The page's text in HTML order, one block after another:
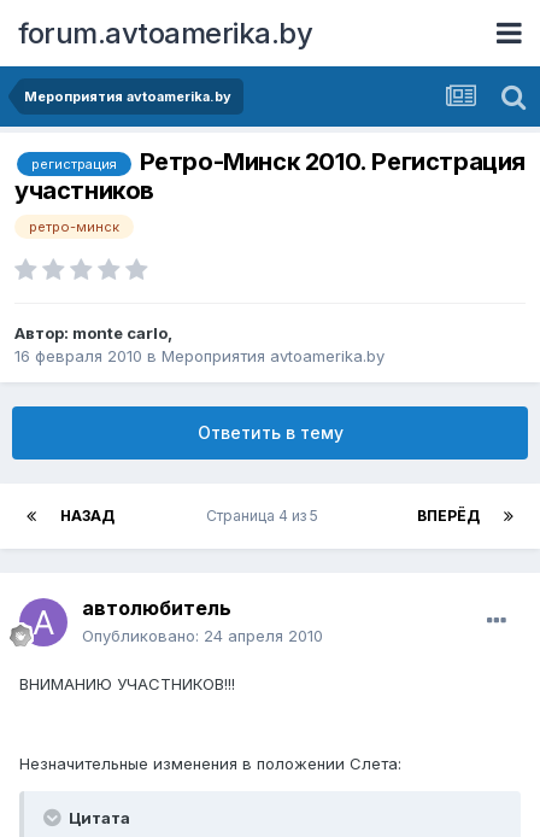
forum.avtoamerika.by
Мероприятия avtoamerika.by
регистрация
Ретро-Минск 2010. Регистрация
участников
ретро-минск
Автор: monte carlo,
16 февраля 2010 в Мероприятия avtoamerika.by
Ответить в тему
НАЗАД ВПЕРЁД
Страница 4 из 5
автолюбитель
Опубликовано: 24 апреля 2010
ВНИМАНИЮ УЧАСТНИКОВ!!!
Незначительные изменения в положении Слета:
Цитата